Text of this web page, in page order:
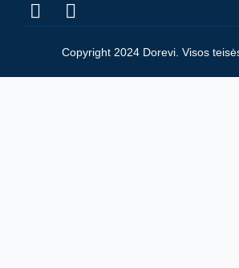
Copyright 2024 Dorevi. Visos